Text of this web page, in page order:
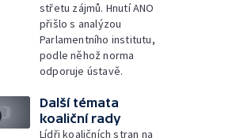
střetu zájmů. Hnutí ANO
přišlo s analýzou
Parlamentního institutu,
podle něhož norma
odporuje ústavě.
Další témata
koaliční rady
Lídři koaličních stran na